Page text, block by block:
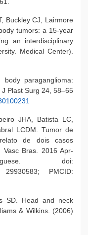
Buckley CJ, Lairmore
tumors: a 15-year
an interdisciplinary
Medical Center).
paraganglioma:
Plast Surg 24, 58–65
JHA, Batista LC,
LCDM. Tumor de
de dois casos
Bras. 2016 Apr-
doi:
29930583; PMCID:
SD. Head and neck
& Wilkins. (2006)